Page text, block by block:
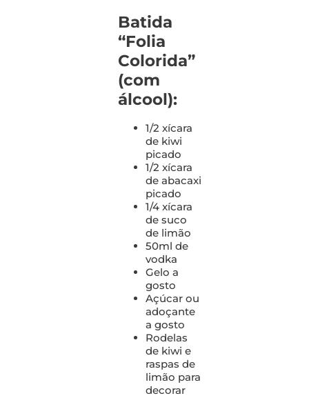
Batida
“Folia
Colorida”
(com
álcool):
1/2 xícara
de kiwi
picado
1/2 xícara
de abacaxi
picado
1/4 xícara
de suco
de limão
50ml de
vodka
Gelo a
gosto
Açúcar ou
adoçante
a gosto
Rodelas
de kiwi e
raspas de
limão para
decorar